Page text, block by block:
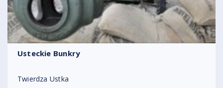
Usteckie Bunkry
Twierdza Ustka